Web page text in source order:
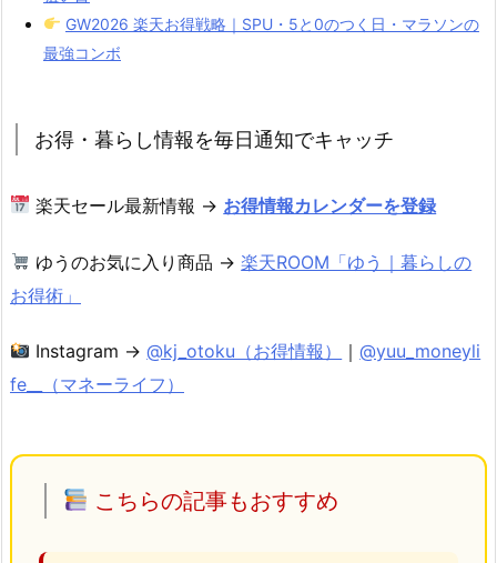
GW2026 楽天お得戦略｜SPU・5と0のつく日・マラソンの
最強コンボ
お得・暮らし情報を毎日通知でキャッチ
楽天セール最新情報 → お得情報カレンダーを登録
ゆうのお気に入り商品 →楽天ROOM「ゆう｜暮らしの
お得術」
Instagram →@kj_otoku（お得情報） ｜@yuu_moneyli
fe__（マネーライフ）
こちらの記事もおすすめ